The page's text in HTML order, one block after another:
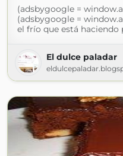
(adsbygoogle =
(adsbygoogle =
el frío que está haciendo
El dulce paladar